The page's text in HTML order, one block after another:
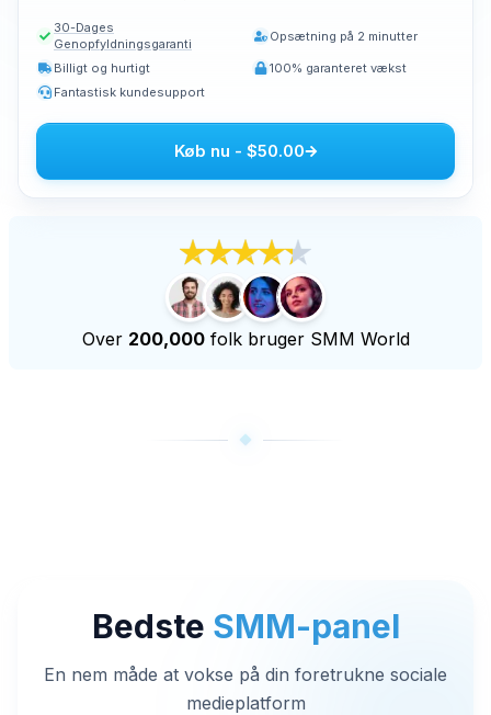
Køb Youtube Kommentar Likes
Køb Youtube-likes
Køb Youtube Abonnenter
Køb visninger på Youtube
Køb Youtube Live Views
Køb Youtube Seertimer
Køb Audiomack afspilninger
Køb LinkedIn Følgere
Køb tiktok live views
30-Dages
Genopfyldningsgaranti
Opsætning på 2 minutter
Billigt og hurtigt
100% garanteret vækst
Fantastisk kundesupport
Køb nu - $50.00
Over 200,000folk bruger SMM World
Bedste SMM-panel
En nem måde at vokse på din foretrukne sociale
medieplatform